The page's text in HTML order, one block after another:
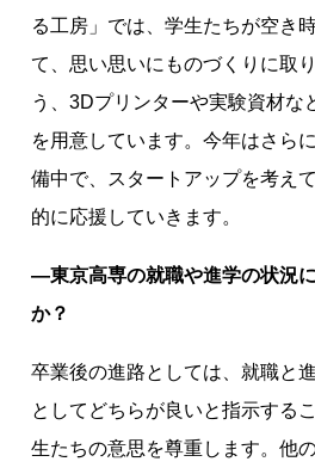
る工房」では、学生たちが空き
て、思い思いにものづくりに取
う、3Dプリンターや実験資材な
を用意しています。今年はさら
備中で、スタートアップを考え
的に応援していきます。
―東京高専の就職や進学の状況
か？
卒業後の進路としては、就職と
としてどちらが良いと指示する
生たちの意思を尊重します。他